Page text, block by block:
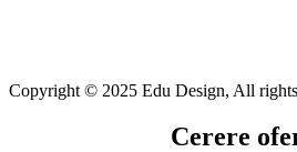
Copyright © 2025 Edu Design, All rights
Cerere